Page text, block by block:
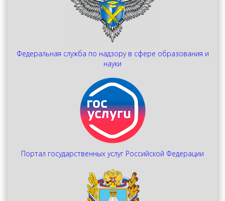
Федеральная служба по надзору в сфере образования и
науки
Портал государственных услуг Российской Федерации